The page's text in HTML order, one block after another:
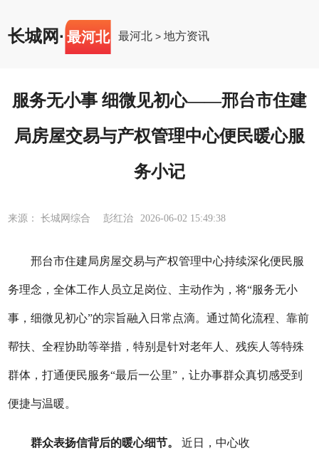
长城网· 最河北 最河北 >地方资讯
服务无小事 细微见初心——邢台市住建
局房屋交易与产权管理中心便民暖心服
务小记
来源： 长城网综合 彭红治 2026-06-02 15:49:38
邢台市住建局房屋交易与产权管理中心持续深化便民服
务理念，全体工作人员立足岗位、主动作为，将“服务无小
事，细微见初心”的宗旨融入日常点滴。通过简化流程、靠前
帮扶、全程协助等举措，特别是针对老年人、残疾人等特殊
群体，打通便民服务“最后一公里”，让办事群众真切感受到
便捷与温暖。
群众表扬信背后的暖心细节。 近日，中心收